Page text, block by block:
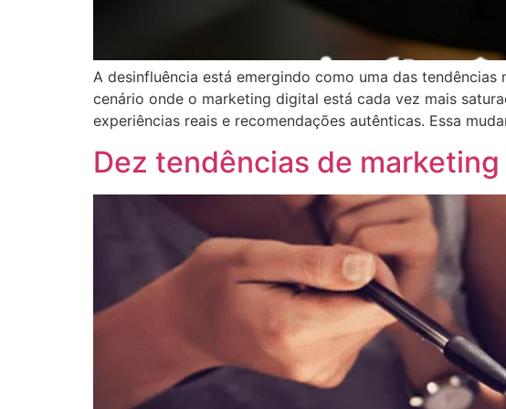
A desinfluência está emergindo como uma das
cenário onde o marketing digital está cada vez mais
experiências reais e recomendações autênticas. Essa
Dez tendências de